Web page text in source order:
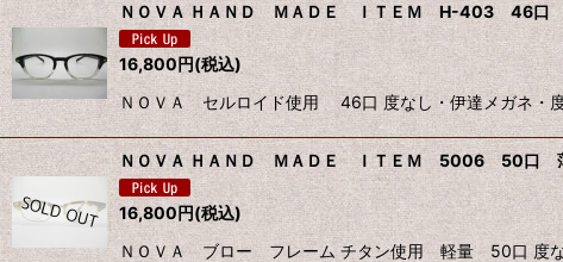
ＮＯＶＡ ＨＡＮＤ ＭＡＤＥ ＩＴＥＭ H-403 46口
16,800円(税込)
ＮＯＶＡ セルロイド使用 46口 度なし・伊達メガネ・
ＮＯＶＡ ＨＡＮＤ ＭＡＤＥ ＩＴＥＭ 5006 50口
16,800円(税込)
ＮＯＶＡ ブロー フレーム チタン使用 軽量 50口 度な